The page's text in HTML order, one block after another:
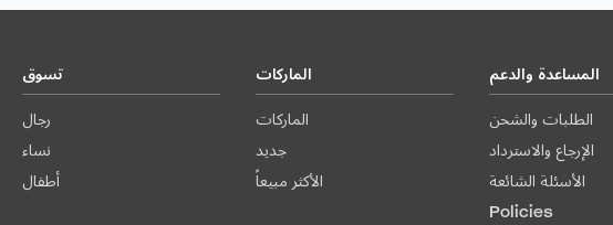
تسوق
رجال
نساء
أطفال
الماركات
الماركات
جديد
الأكثر مبيعاً
المساعدة والدعم
الطلبات والشحن
الإرجاع والاسترداد
الأسئلة الشائعة
Policies